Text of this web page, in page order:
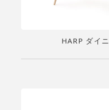
HARP ダイ